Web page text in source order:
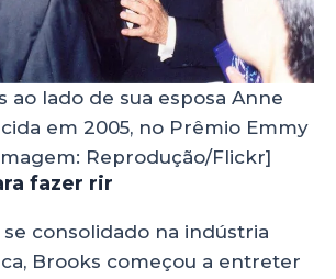
ao lado de sua esposa Anne
em 2005, no Prêmio Emmy
Reprodução/Flickr]
fazer rir
consolidado na indústria
Brooks começou a entreter